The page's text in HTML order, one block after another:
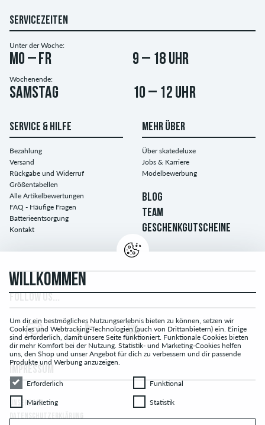
SERVICEZEITEN
Unter der Woche:
Mo – Fr 9 – 18 Uhr
Wochenende:
Samstag 10 – 12 Uhr
SERVICE & HILFE
Bezahlung
Versand
Rückgabe und Widerruf
Größentabellen
Alle Artikelbewertungen
FAQ - Häufige Fragen
Batterieentsorgung
Kontakt
MEHR ÜBER
Über skatedeluxe
Jobs & Karriere
Modelbewerbung
BLOG
TEAM
GESCHENKGUTSCHEINE
UNSERE AGB
DATENSCHUTZERKLÄRUNG
WILLKOMMEN
Um dir ein bestmögliches Nutzungserlebnis bieten zu können, setzen wir
Cookies und Webtracking-Technologien (auch von Drittanbietern) ein. Einige
sind erforderlich, damit unsere Seite funktioniert. Funktionale Cookies bieten
dir mehr Komfort bei der Nutzung. Statistik- und Marketing-Cookies helfen
uns, den Shop und unser Angebot für dich zu verbessern und dir passende
Produkte und Werbung anzuzeigen.
Erforderlich
Erforderlich FunktionalFunktional
MarketingMarketing StatistikStatistik